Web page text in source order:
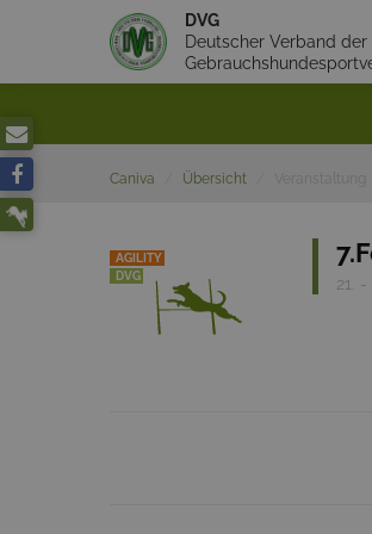
DVG
Deutscher Verband der
Caniva Übersicht
AGILITY
DVG
21. -